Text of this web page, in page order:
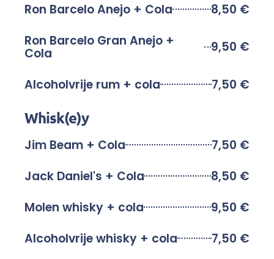
Ron Barcelo Anejo + Cola
8,50 €
Ron Barcelo Gran Anejo +
Cola 9,50 €
Alcoholvrije rum + cola 7,50 €
Whisk(e)y
Jim Beam + Cola
7,50 €
Jack Daniel's + Cola
8,50 €
Molen whisky + cola
9,50 €
Alcoholvrije whisky + cola
7,50 €